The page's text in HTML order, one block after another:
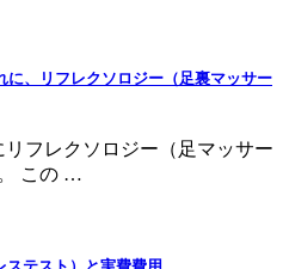
に、リフレクソロジー（足裏マッサー
フレクソロジー（足マッサー
この …